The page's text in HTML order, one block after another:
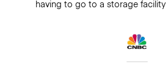
having to go to a storage